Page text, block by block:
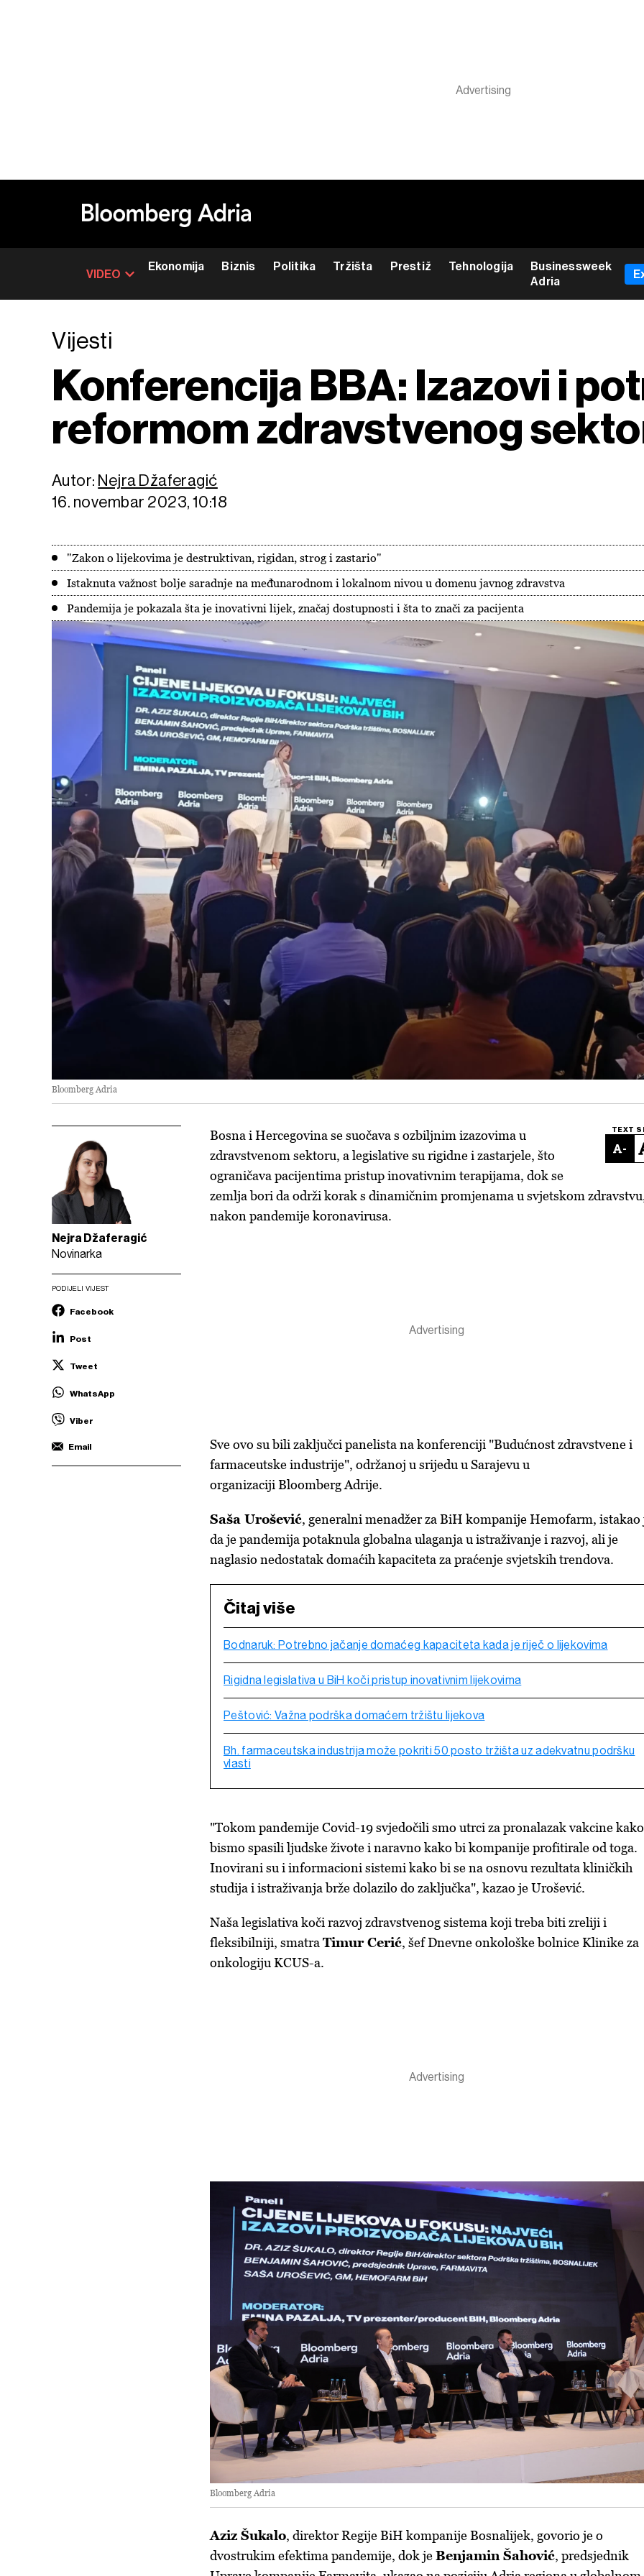
VIDEO
Ekonomija Biznis Politika Tržišta Prestiž Tehnologija
Businessweek
Adria
Vijesti
Konferencija BBA: Izazovi i
reformom zdravstvenog
Autor: Nejra Džaferagić
16. novembar 2023, 10:18
"Zakon o lijekovima je destruktivan, rigidan, strog i zastario"
Istaknuta važnost bolje saradnje na međunarodnom i lokalnom nivou u domenu javnog zdravstva
Pandemija je pokazala šta je inovativni lijek, značaj dostupnosti i šta to znači za pacijenta
Bloomberg Adria
Nejra Džaferagić
Novinarka
PODIJELI VIJEST
Facebook
Post
Tweet
WhatsApp
Viber
Email
TEXT
-
Bosna i Hercegovina se suočava s ozbiljnim izazovima u
zdravstvenom sektoru, a legislative su rigidne i zastarjele, što
ograničava pacijentima pristup inovativnim terapijama, dok se
zemlja bori da održi korak s dinamičnim promjenama u svjetskom
nakon pandemije koronavirusa.
Sve ovo su bili zaključci panelista na konferenciji "Budućnost zdravstvene i
farmaceutske industrije", održanoj u srijedu u Sarajevu u
organizaciji Bloomberg Adrije.
Saša Urošević, generalni menadžer za BiH kompanije Hemofarm, istakao
da je pandemija potaknula globalna ulaganja u istraživanje i razvoj, ali je
naglasio nedostatak domaćih kapaciteta za praćenje svjetskih trendova.
Čitaj više
Bodnaruk: Potrebno jačanje domaćeg kapaciteta kada je riječ o lijekovima
Rigidna legislativa u BiH koči pristup inovativnim lijekovima
Peštović: Važna podrška domaćem tržištu lijekova
Bh. farmaceutska industrija može pokriti 50 posto tržišta uz adekvatnu podršku
vlasti
"Tokom pandemije Covid-19 svjedočili smo utrci za pronalazak vakcine kako
bismo spasili ljudske živote i naravno kako bi kompanije profitirale od toga.
Inovirani su i informacioni sistemi kako bi se na osnovu rezultata kliničkih
studija i istraživanja brže dolazilo do zaključka", kazao je Urošević.
Naša legislativa koči razvoj zdravstvenog sistema koji treba biti zreliji i
fleksibilniji, smatra Timur Cerić, šef Dnevne onkološke bolnice Klinike za
onkologiju KCUS-a.
Bloomberg Adria
Aziz Šukalo, direktor Regije BiH kompanije Bosnalijek, govorio je o
dvostrukim efektima pandemije, dok jeBenjamin Šahović, predsjednik